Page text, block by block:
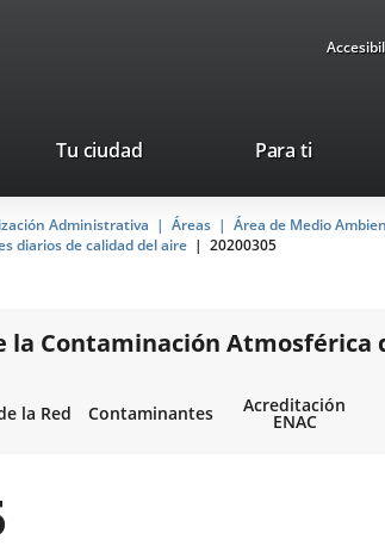
Tu ciudad Para ti
Administrativa Áreas Área de Medio
diarios de calidad del aire 20200305
la Contaminación
la Red Contaminantes Acreditación
ENAC